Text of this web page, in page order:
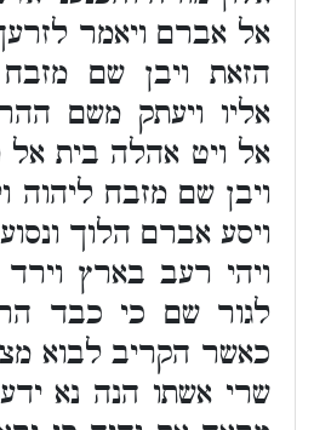
אל אברם ויאמר
הזאת ויבן שם
אליו ויעתק משם
אל ויט אהלה בית אל
ויבן שם מזבח ליהוה
ויסע אברם הלוך
ויהי רעב בארץ
לגור שם כי כבד
כאשר הקריב לבוא
שרי אשתו הנה נא